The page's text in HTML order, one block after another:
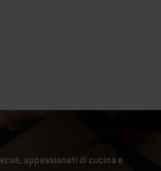
appassionati di cucina e